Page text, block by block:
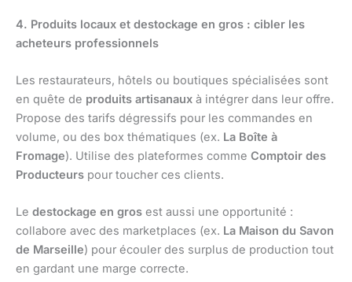
4. Produits locaux et destockage en gros : cibler les
acheteurs professionnels
Les restaurateurs, hôtels ou boutiques spécialisées sont
en quête de produits artisanaux à intégrer dans leur offre.
Propose des tarifs dégressifs pour les commandes en
volume, ou des box thématiques (ex. La Boîte à
Fromage). Utilise des plateformes comme Comptoir des
Producteurs pour toucher ces clients.
Le destockage en gros est aussi une opportunité :
collabore avec des marketplaces (ex. La Maison du Savon
de Marseille) pour écouler des surplus de production tout
en gardant une marge correcte.